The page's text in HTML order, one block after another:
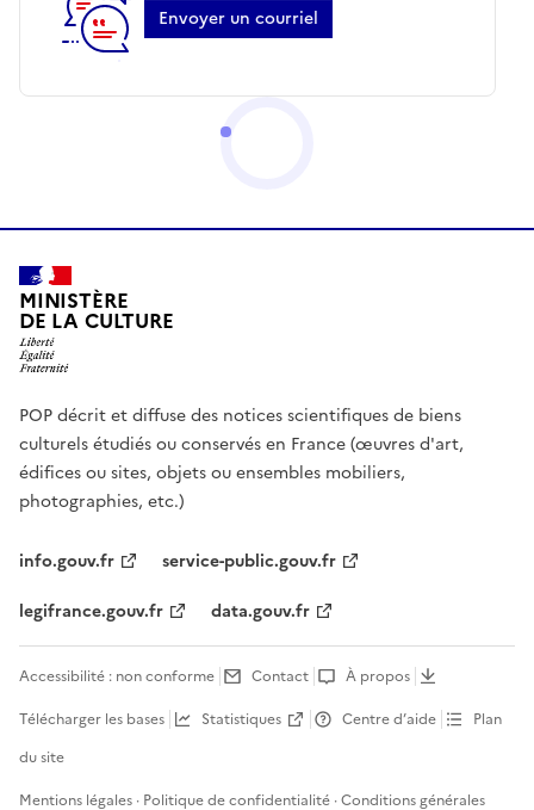
Envoyer un courriel
MINISTÈRE
DE LA CULTURE
POP décrit et diffuse des notices scientifiques de biens
culturels étudiés ou conservés en France (œuvres d'art,
édifices ou sites, objets ou ensembles mobiliers,
photographies, etc.)
info.gouv.fr
service-public.gouv.fr
legifrance.gouv.fr
data.gouv.fr
Accessibilité : non conforme Contact
À propos
Télécharger les bases
Statistiques Centre d’aide
Plan
du site
Mentions légales · Politique de confidentialité ·Conditions générales